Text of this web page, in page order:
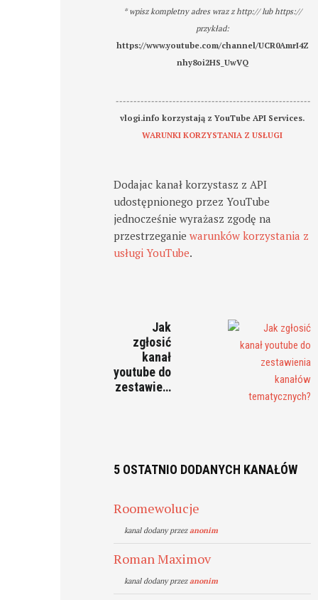
* wpisz kompletny adres wraz z http:// lub https://
przykład:
https://www.youtube.com/channel/UCR0AmrI4Z
nhy8oi2HS_UwVQ
-------------------------------------------------------
vlogi.info korzystają z YouTube API Services.
WARUNKI KORZYSTANIA Z USŁUGI
Dodajac kanał korzystasz z API
udostępnionego przez YouTube
jednocześnie wyrażasz zgodę na
przestrzeganiewarunków korzystania z
usługi YouTube.
Jak
zgłosić
kanał
youtube do
zestawie…
5 OSTATNIO DODANYCH KANAŁÓW
Roomewolucje
kanal dodany przezanonim
Roman Maximov
kanal dodany przezanonim